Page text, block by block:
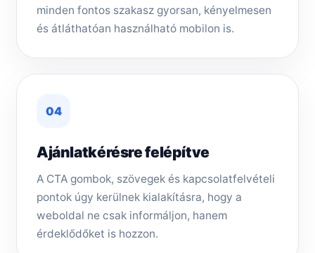
minden fontos szakasz gyorsan, kényelmesen
és átláthatóan használható mobilon is.
04
Ajánlatkérésre felépítve
A CTA gombok, szövegek és kapcsolatfelvételi
pontok úgy kerülnek kialakításra, hogy a
weboldal ne csak informáljon, hanem
érdeklődőket is hozzon.